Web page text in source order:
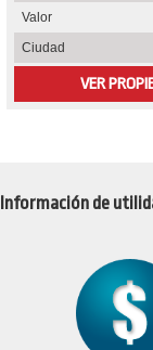
Valor
Ciudad
VER
Información de